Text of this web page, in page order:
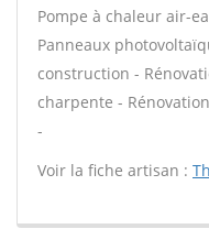
Pompe à chaleur air-
Panneaux
construction -
charpente -
-
Voir la fiche artisan :